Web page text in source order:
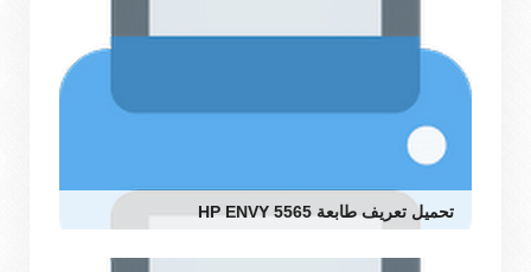
تحميل تعريف طابعة HP ENVY 5565